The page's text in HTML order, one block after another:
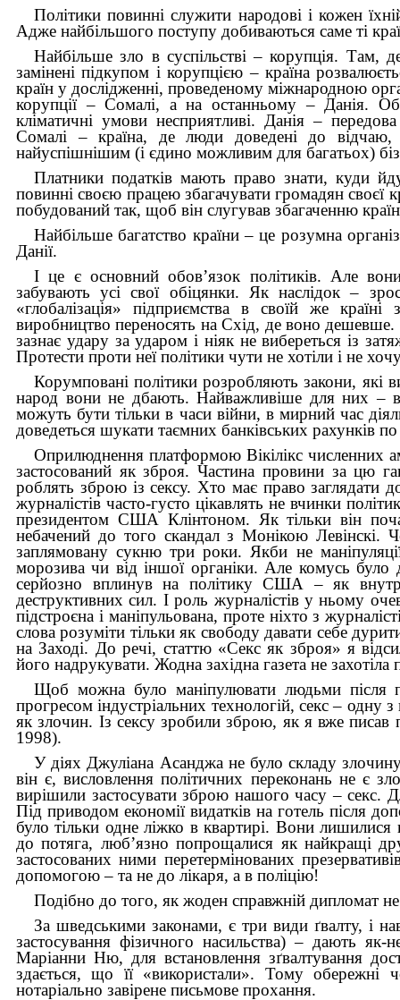
Політики повинні служити народові і кожен
Адже найбільшого поступу добиваються саме ті
Найбільше зло в суспільстві – корупція. Там,
замінені підкупом і корупцією – країна
країн у дослідженні, проведеному міжнародною
корупції – Сомалі, а на останньому – Данія.
кліматичні умови несприятливі. Данія –
Сомалі – країна, де люди доведені до відчаю,
найуспішнішим (і єдино можливим для багатьох)
Платники податків мають право знати, куди
повинні своєю працею збагачувати громадян своєї
побудований так, щоб він слугував збагаченню
Найбільше багатство країни – це розумна
Данії.
І це є основний обов’язок політиків. Але
забувають усі свої обіцянки. Як наслідок –
«глобалізація» підприємства в своїй же
виробництво переносять на Схід, де воно дешевше.
зазнає удару за ударом і ніяк не вибереться із
Протести проти неї політики чути не хотіли і не
Корумповані політики розробляють закони, які
народ вони не дбають. Найважливіше для них –
можуть бути тільки в часи війни, в мирний час
доведеться шукати таємних банківських рахунків по
Оприлюднення платформою Вікілікс численних
застосований як зброя. Частина провини за цю
роблять зброю із сексу. Хто має право
журналістів часто-густо цікавлять не вчинки
президентом США Клінтоном. Як тільки він
небачений до того скандал з Монікою Левінскі.
заплямовану сукню три роки. Якби не
морозива чи від іншої органіки. Але комусь
серйозно вплинув на політику США – як
деструктивних сил. І роль журналістів у ньому
підстроєна і маніпульована, проте ніхто з
слова розуміти тільки як свободу давати себе
на Заході. До речі, статтю «Секс як зброя» я
його надрукувати. Жодна західна газета не
Щоб можна було маніпулювати людьми після
прогресом індустріальних технологій, секс – одну
як злочин. Із сексу зробили зброю, як я вже
1998).
У діях Джуліана Асанджа не було складу
він є, висловлення політичних переконань не є
вирішили застосувати зброю нашого часу – секс.
Під приводом економії видатків на готель після
було тільки одне ліжко в квартирі. Вони
до потяга, люб’язно попрощалися як найкращі
застосованих ними перетермінованих
допомогою – та не до лікаря, а в поліцію!
Подібно до того, як жоден справжній дипломат
За шведськими законами, є три види ґвалту, і
застосування фізичного насильства) – дають
Маріанни Ню, для встановлення зґвалтування
здається, що її «використали». Тому обережні
нотаріально завірене письмове прохання.